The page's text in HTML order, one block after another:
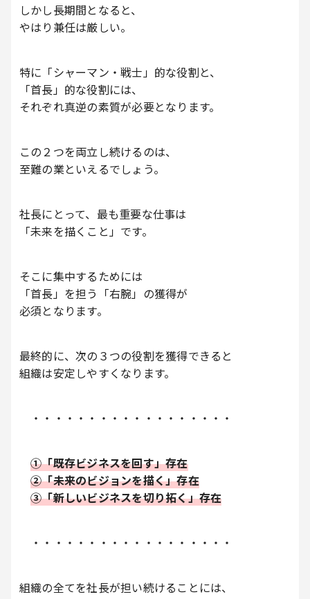
しかし長期間となると、
やはり兼任は厳しい。
特に「シャーマン・戦士」的な役割と、
「首長」的な役割には、
それぞれ真逆の素質が必要となります。
この２つを両立し続けるのは、
至難の業といえるでしょう。
社長にとって、最も重要な仕事は
「未来を描くこと」です。
そこに集中するためには
「首長」を担う「右腕」の獲得が
必須となります。
最終的に、次の３つの役割を獲得できると
組織は安定しやすくなります。
・・・・・・・・・・・・・・・・・・
①「既存ビジネスを回す」存在
②「未来のビジョンを描く」存在
③「新しいビジネスを切り拓く」存在
・・・・・・・・・・・・・・・・・・
組織の全てを社長が担い続けることには、